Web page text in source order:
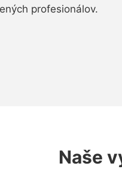
profesionálov.
Naše